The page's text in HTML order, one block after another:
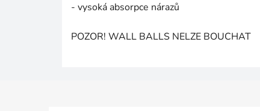
- vysoká absorpce nárazů
POZOR! WALL BALLS NELZE BOUCHAT